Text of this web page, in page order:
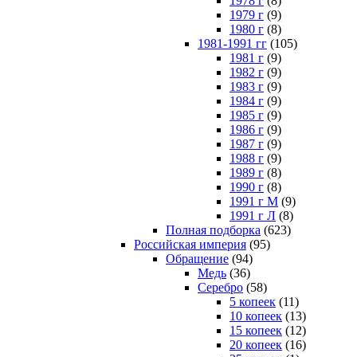
1979 г (9)
1980 г (8)
1981-1991 гг (105)
1981 г (9)
1982 г (9)
1983 г (9)
1984 г (9)
1985 г (9)
1986 г (9)
1987 г (9)
1988 г (9)
1989 г (8)
1990 г (8)
1991 г М (9)
1991 г Л (8)
Полная подборка (623)
Российская империя (95)
Обращение (94)
Медь (36)
Серебро (58)
5 копеек (11)
10 копеек (13)
15 копеек (12)
20 копеек (16)